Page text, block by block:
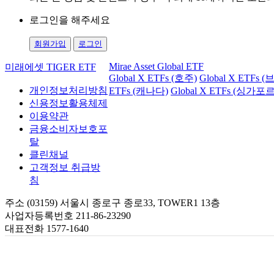
로그인을 해주세요
회원가입 로그인
미래에셋 TIGER ETF
개인정보처리방침
신용정보활용체제
이용약관
금융소비자보호포
탈
클린채널
고객정보 취급방
침
Mirae Asset Global ETF
Global X ETFs (호주) Global X ETFs (
ETFs (캐나다) Global X ETFs (싱가포
주소 (03159) 서울시 종로구 종로33, TOWER1 13층
사업자등록번호 211-86-23290
대표전화 1577-1640